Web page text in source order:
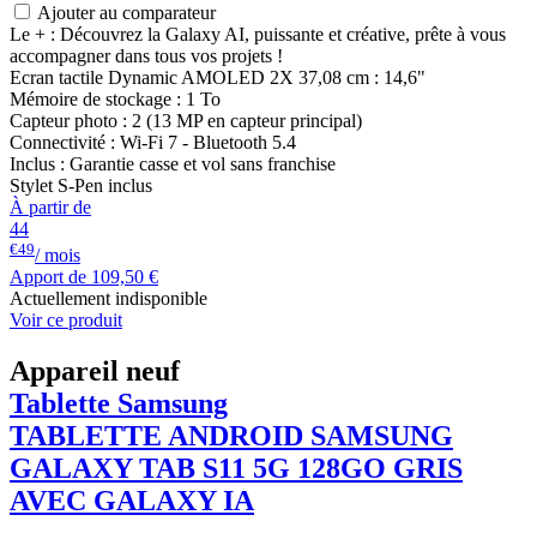
Ajouter au comparateur
Le + : Découvrez la Galaxy AI, puissante et créative, prête à vous
accompagner dans tous vos projets !
Ecran tactile Dynamic AMOLED 2X 37,08 cm : 14,6"
Mémoire de stockage : 1 To
Capteur photo : 2 (13 MP en capteur principal)
Connectivité : Wi-Fi 7 - Bluetooth 5.4
Inclus : Garantie casse et vol sans franchise
Stylet S-Pen inclus
À partir de
44
€49/ mois
Apport de 109,50 €
Actuellement indisponible
Voir ce produit
Appareil neuf
Tablette Samsung
TABLETTE ANDROID SAMSUNG
GALAXY TAB S11 5G 128GO GRIS
AVEC GALAXY IA